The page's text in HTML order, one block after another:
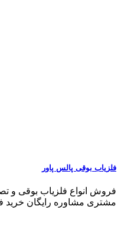
فلزیاب بوقی پالس پاور
فروش انواع فلزیاب بوقی و
مشتری مشاوره رایگان خرید